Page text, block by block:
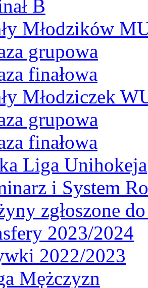
B
Młodzików
grupowa
finałowa
Młodziczek
grupowa
finałowa
Liga Unihokeja
i System
zgłoszone
2023/2024
2022/2023
Mężczyzn